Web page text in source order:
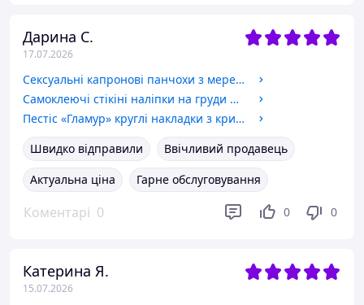
Дарина С.
17.07.2026
Сексуальні капронові панчохи з мереживом та силіконовою смужкою Sexy 2/3 - S/M білий (1-138)
Самоклеючі стікіні наліпки на груди пестіс для грудей хрестики з написом fuck me
Пестіс «Гламур» круглі накладки з кристалами та підвісками стікіні наліпки на груди
Швидко відправили
Ввічливий продавець
Актуальна ціна
Гарне обслуговування
Коментарі 0 0 0
Катерина Я.
15.07.2026